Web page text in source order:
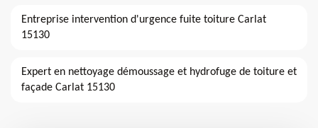
Entreprise intervention d'urgence fuite toiture Carlat
15130
Expert en nettoyage démoussage et hydrofuge de toiture et
façade Carlat 15130